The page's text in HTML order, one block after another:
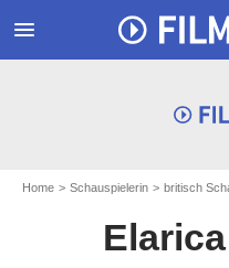
menu
Home Schauspielerin britisch